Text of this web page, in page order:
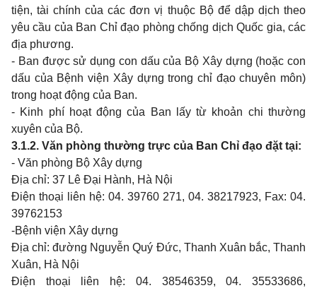
tiện, tài chính của các đơn vị thuộc Bộ để dập dịch theo
yêu cầu của Ban Chỉ đạo phòng chống dịch Quốc gia, các
địa phương.
- Ban được sử dụng con dấu của Bộ Xây dựng (hoặc con
dấu của Bệnh viện Xây dựng trong chỉ đạo chuyên môn)
trong hoạt động của Ban.
- Kinh phí hoạt động của Ban lấy từ khoản chi thường
xuyên của Bộ.
3.1.2. Văn phòng thường trực của Ban Chỉ đạo đặt tại:
- Văn phòng Bộ Xây dựng
Địa chỉ: 37 Lê Đại Hành, Hà Nội
Điện thoại liên hệ: 04. 39760 271, 04. 38217923, Fax: 04.
39762153
-Bệnh viện Xây dựng
Địa chỉ: đường Nguyễn Quý Đức, Thanh Xuân bắc, Thanh
Xuân, Hà Nội
Điện thoại liên hệ: 04. 38546359, 04. 35533686,